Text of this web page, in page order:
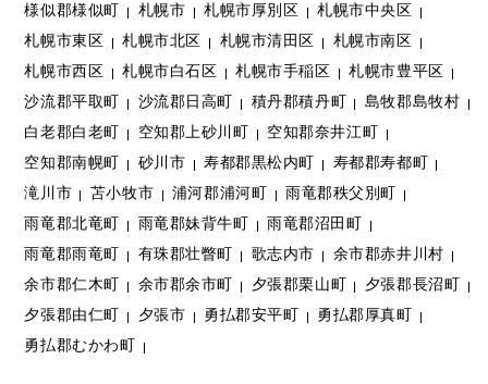
様似郡様似町
札幌市 札幌市厚別区
札幌市中央区
札幌市東区
札幌市北区 札幌市清田区
札幌市南区
札幌市西区
札幌市白石区 札幌市手稲区
札幌市豊平区
沙流郡平取町
沙流郡日高町 積丹郡積丹町
島牧郡島牧村
白老郡白老町
空知郡上砂川町
空知郡奈井江町
空知郡南幌町
砂川市 寿都郡黒松内町
寿都郡寿都町
滝川市
苫小牧市 浦河郡浦河町
雨竜郡秩父別町
雨竜郡北竜町
雨竜郡妹背牛町
雨竜郡沼田町
雨竜郡雨竜町
有珠郡壮瞥町 歌志内市
余市郡赤井川村
余市郡仁木町
余市郡余市町 夕張郡栗山町
夕張郡長沼町
夕張郡由仁町
夕張市 勇払郡安平町
勇払郡厚真町
勇払郡むかわ町